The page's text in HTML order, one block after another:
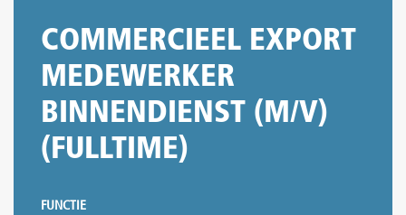
COMMERCIEEL EXPORT
MEDEWERKER
BINNENDIENST (M/V)
(FULLTIME)
FUNCTIE